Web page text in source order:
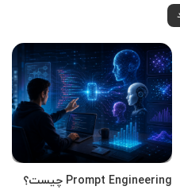
Prompt Engineering چیست؟